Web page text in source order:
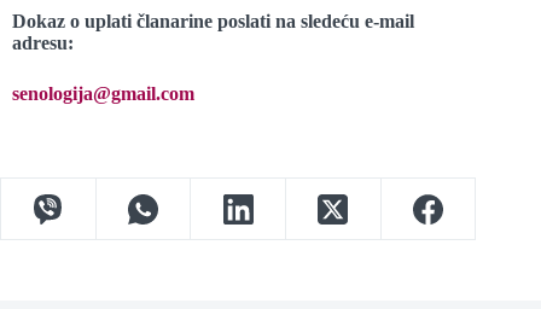
Dokaz o uplati članarine poslati na sledeću e-mail
adresu:
senologija@gmail.com